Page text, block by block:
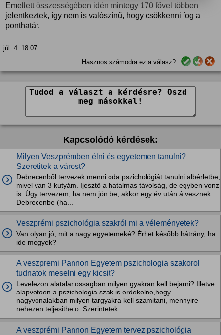
Emellett összességében idén mintegy 170 fővel többen
jelentkeztek, így nem is valószínű, hogy csökkenni fog a
ponthatár.
júl. 4. 18:07
Hasznos számodra ez a válasz?
Kapcsolódó kérdések:
Milyen Veszprémben élni és egyetemen tanulni?
Szeretitek a várost?
Debrecenből tervezek menni oda pszichológiát tanulni albérletbe,
mivel van 3 kutyám. Ijesztő a hatalmas távolság, de egyben vonz
is. Úgy tervezem, ha nem jön be, akkor egy év után átvesznek
Debrecenbe (ha...
Veszprémi pszichológia szakról mi a véleményetek?
Van olyan jó, mit a nagy egyetemeké? Érhet később hátrány, ha
ide megyek?
A veszpremi Pannon Egyetem pszichologia szakorol
tudnatok meselni egy kicsit?
Levelezon alatalanossagban milyen gyakran kell bejarni? Illetve
alapvetoen a pszichologia szak is erdekelne,hogy
nagyvonalakban milyen targyakra kell szamitani, mennyire
nehezen teljesitheto. Szerintetek...
A veszprémi Pannon Egyetem tervez pszichológia